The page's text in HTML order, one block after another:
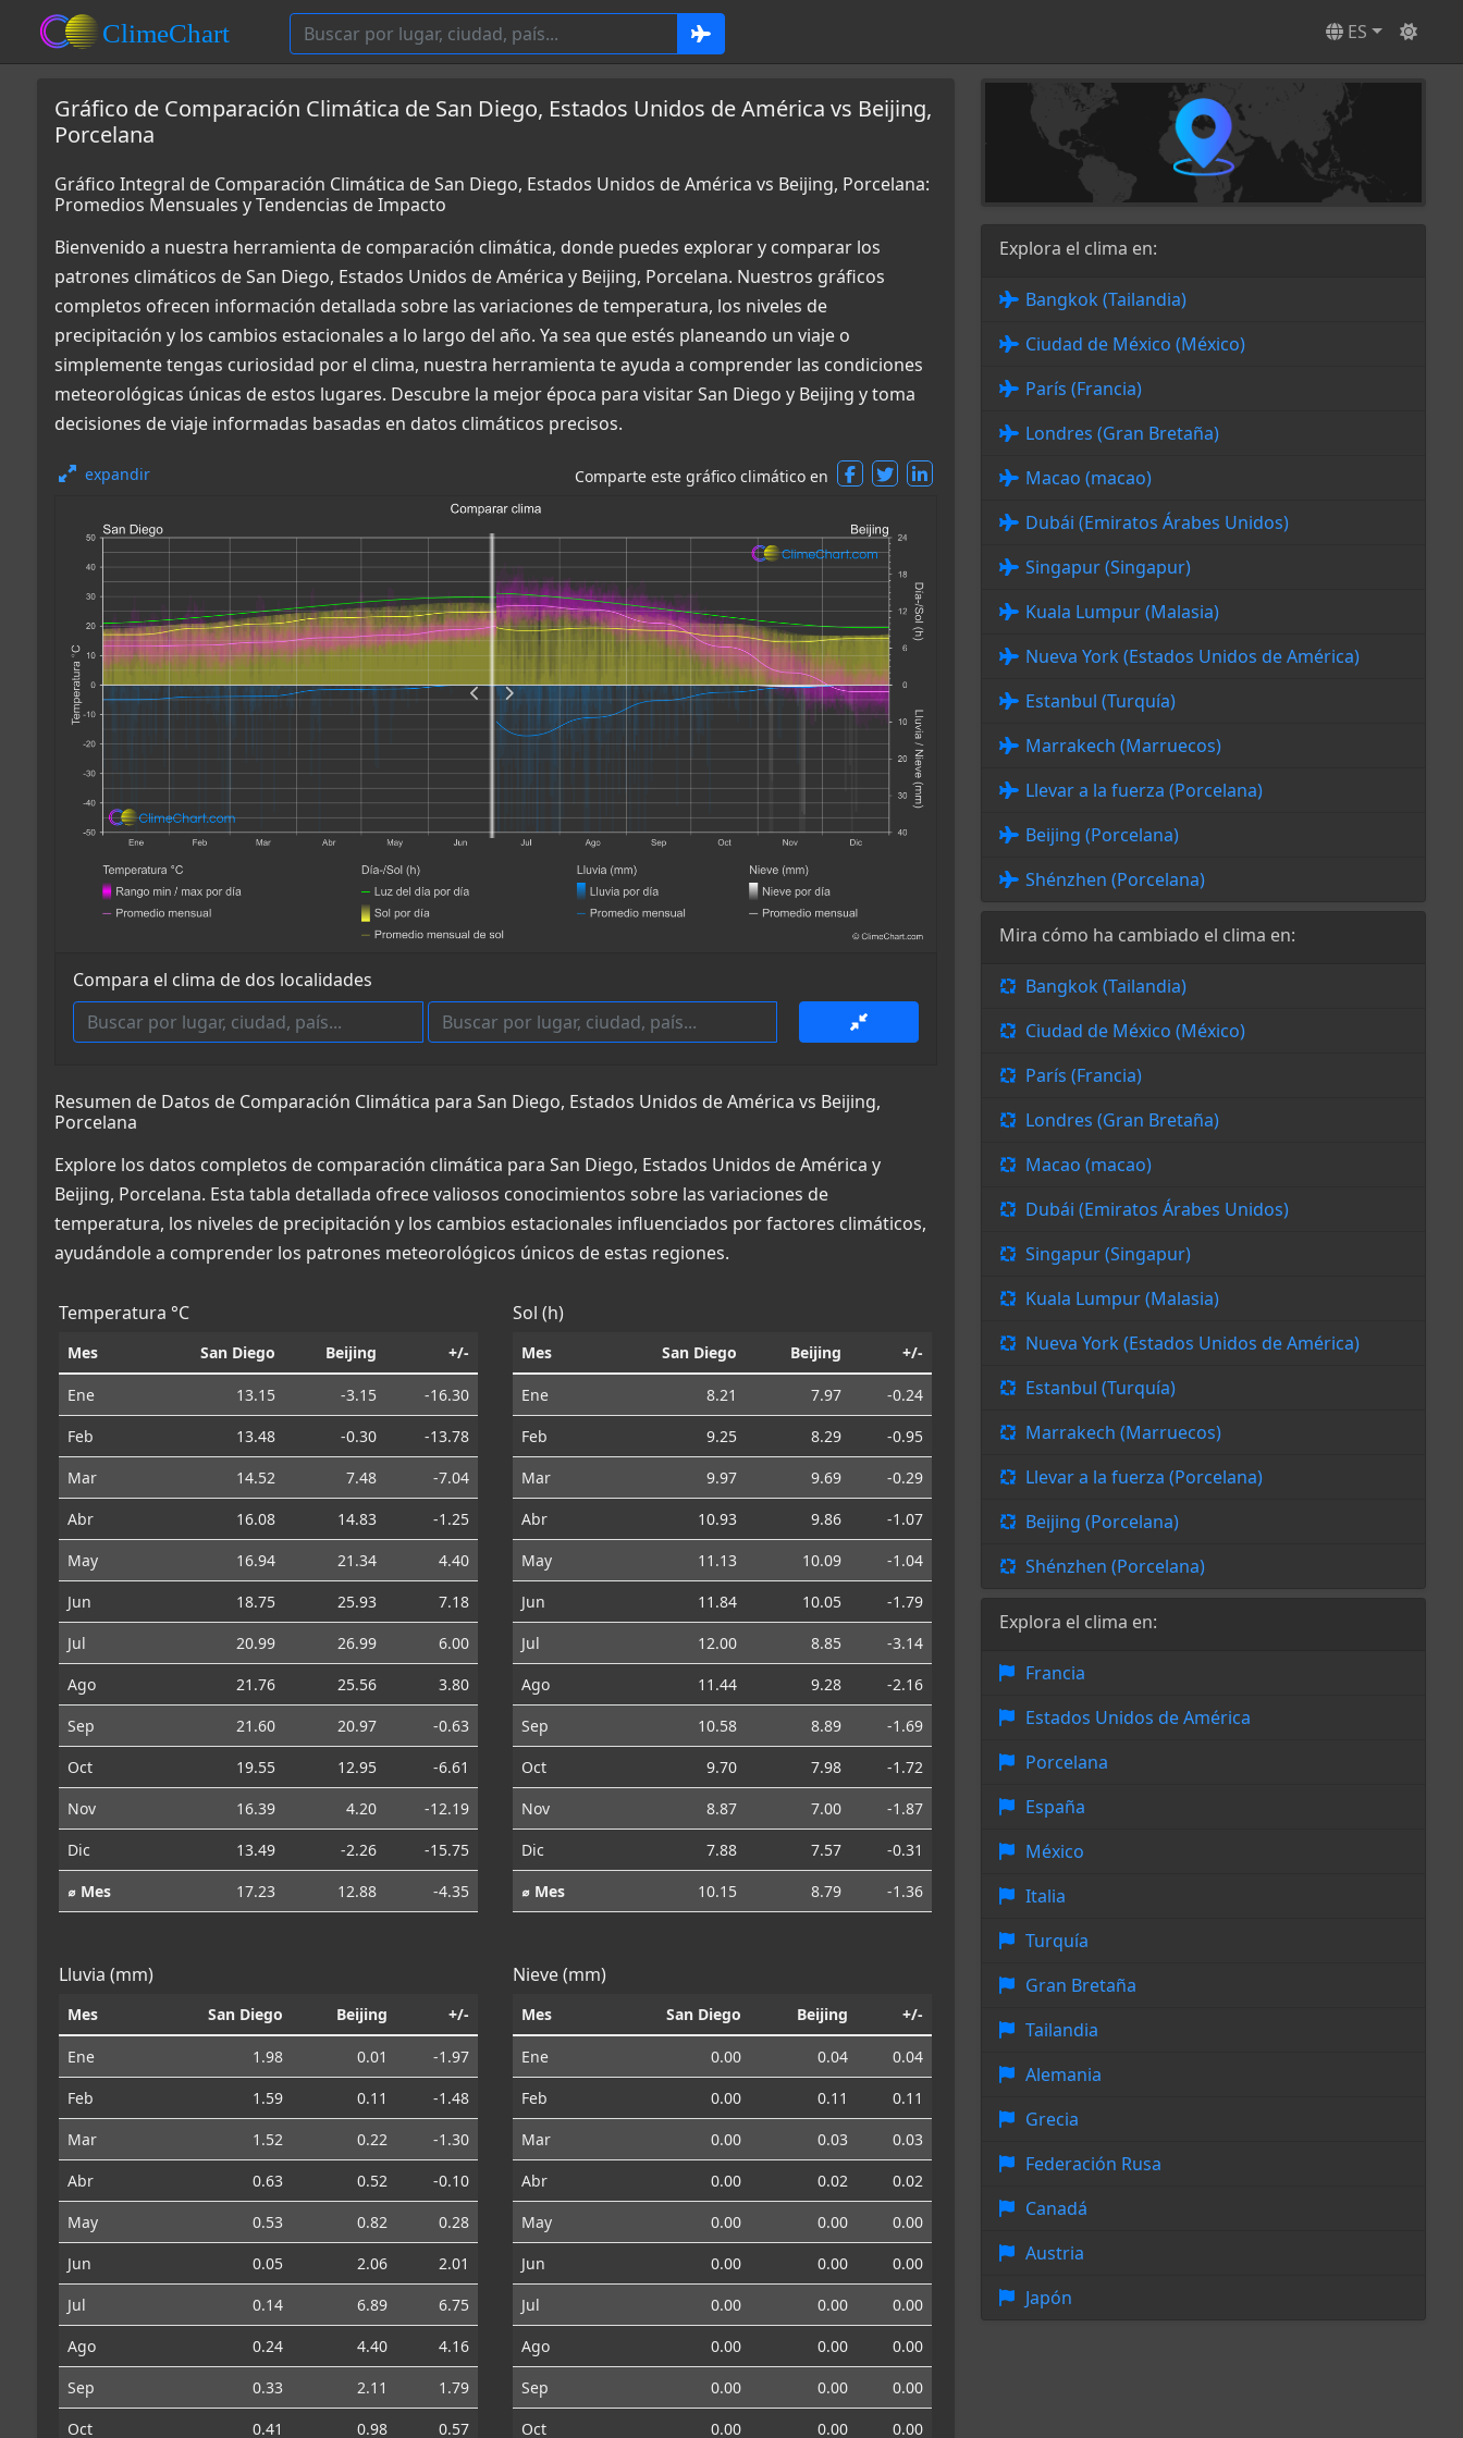
ES
Gráfico de Comparación Climática de San Diego, Estados Unidos de América vs Beijing,
Porcelana
Gráfico Integral de Comparación Climática de San Diego, Estados Unidos de América vs Beijing, Porcelana:
Promedios Mensuales y Tendencias de Impacto
Bienvenido a nuestra herramienta de comparación climática, donde puedes explorar y comparar los
patrones climáticos de San Diego, Estados Unidos de América y Beijing, Porcelana. Nuestros gráficos
completos ofrecen información detallada sobre las variaciones de temperatura, los niveles de
precipitación y los cambios estacionales a lo largo del año. Ya sea que estés planeando un viaje o
simplemente tengas curiosidad por el clima, nuestra herramienta te ayuda a comprender las condiciones
meteorológicas únicas de estos lugares. Descubre la mejor época para visitar San Diego y Beijing y toma
decisiones de viaje informadas basadas en datos climáticos precisos.
expandir Comparte este gráfico climático en
Compara el clima de dos localidades
Resumen de Datos de Comparación Climática para San Diego, Estados Unidos de América vs Beijing,
Porcelana
Explore los datos completos de comparación climática para San Diego, Estados Unidos de América y
Beijing, Porcelana. Esta tabla detallada ofrece valiosos conocimientos sobre las variaciones de
temperatura, los niveles de precipitación y los cambios estacionales influenciados por factores climáticos,
ayudándole a comprender los patrones meteorológicos únicos de estas regiones.
Temperatura °C
Mes San Diego Beijing +/-
Ene 13.15 -3.15
-16.30
Feb
13.48 -0.30
-13.78
Mar
14.52 7.48
-7.04
Abr
16.08 14.83
-1.25
May
16.94 21.34
4.40
Jun
18.75 25.93
7.18
Jul
20.99 26.99
6.00
Ago
21.76 25.56
3.80
Sep
21.60 20.97
-0.63
Oct
19.55 12.95
-6.61
Nov
16.39 4.20
-12.19
Dic
13.49 -2.26
-15.75
⌀ Mes
17.23 12.88 -4.35
Sol (h)
Mes San Diego Beijing +/-
Ene 8.21 7.97
-0.24
Feb
9.25 8.29
-0.95
Mar
9.97 9.69
-0.29
Abr
10.93 9.86
-1.07
May
11.13 10.09
-1.04
Jun
11.84 10.05
-1.79
Jul
12.00 8.85
-3.14
Ago
11.44 9.28
-2.16
Sep
10.58 8.89
-1.69
Oct
9.70 7.98
-1.72
Nov
8.87 7.00
-1.87
Dic
7.88 7.57
-0.31
⌀ Mes
10.15 8.79 -1.36
Lluvia (mm)
Mes San Diego Beijing +/-
Ene 1.98 0.01
-1.97
Feb
1.59 0.11
-1.48
Mar
1.52 0.22
-1.30
Abr
0.63 0.52
-0.10
May
0.53 0.82
0.28
Jun
0.05 2.06
2.01
Jul
0.14 6.89
6.75
Ago
0.24 4.40
4.16
Sep
0.33 2.11
1.79
Oct
0.41 0.98 0.57
Nieve (mm)
Mes San Diego Beijing +/-
Ene 0.00 0.04
0.04
Feb
0.00 0.11
0.11
Mar
0.00 0.03
0.03
Abr
0.00 0.02
0.02
May
0.00 0.00
0.00
Jun
0.00 0.00
0.00
Jul
0.00 0.00
0.00
Ago
0.00 0.00
0.00
Sep
0.00 0.00
0.00
Oct
0.00 0.00 0.00
Explora el clima en:
Bangkok (Tailandia)
Ciudad de México (México)
París (Francia)
Londres (Gran Bretaña)
Macao (macao)
Dubái (Emiratos Árabes Unidos)
Singapur (Singapur)
Kuala Lumpur (Malasia)
Nueva York (Estados Unidos de América)
Estanbul (Turquía)
Marrakech (Marruecos)
Llevar a la fuerza (Porcelana)
Beijing (Porcelana)
Shénzhen (Porcelana)
Mira cómo ha cambiado el clima en:
Bangkok (Tailandia)
Ciudad de México (México)
París (Francia)
Londres (Gran Bretaña)
Macao (macao)
Dubái (Emiratos Árabes Unidos)
Singapur (Singapur)
Kuala Lumpur (Malasia)
Nueva York (Estados Unidos de América)
Estanbul (Turquía)
Marrakech (Marruecos)
Llevar a la fuerza (Porcelana)
Beijing (Porcelana)
Shénzhen (Porcelana)
Explora el clima en:
Francia
Estados Unidos de América
Porcelana
España
México
Italia
Turquía
Gran Bretaña
Tailandia
Alemania
Grecia
Federación Rusa
Canadá
Austria
Japón